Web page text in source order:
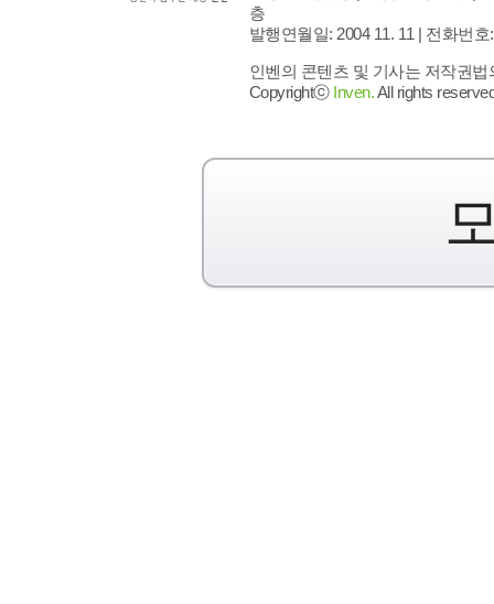
층
발행연월일: 2004 11. 11 | 전화번호
인벤의 콘텐츠 및 기사는 저작권
Copyrightⓒ Inven.All rights